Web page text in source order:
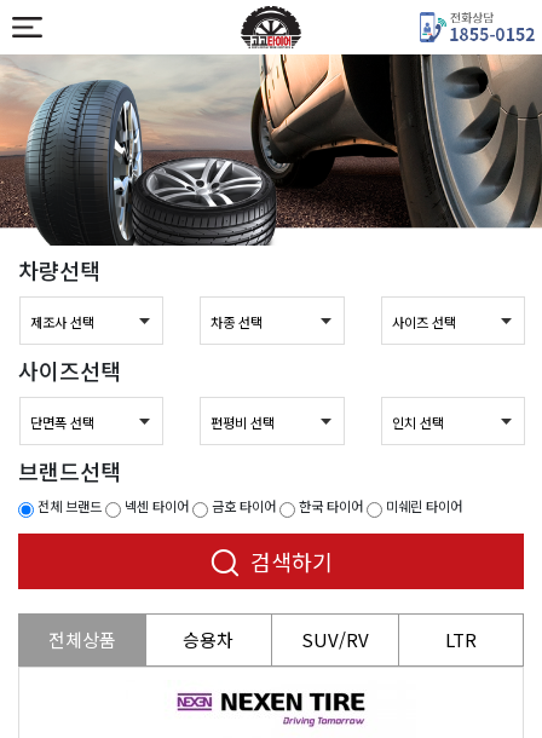
차량선택
사이즈선택
브랜드선택
전체 브랜드 넥센 타이어 금호 타이어 한국 타이어 미쉐린 타이어
검색하기
전체상품 승용차 SUV/RV LTR